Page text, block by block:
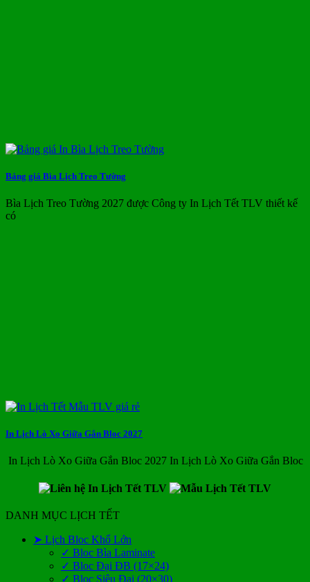
Bảng giá Bìa Lịch Treo Tường
Bìa Lịch Treo Tường 2027 được Công ty In Lịch Tết TLV thiết kế
có
In Lịch Lò Xo Giữa Gắn Bloc 2027
In Lịch Lò Xo Giữa Gắn Bloc 2027 In Lịch Lò Xo Giữa Gắn Bloc
DANH MỤC LỊCH TẾT
➤ Lịch Bloc Khổ Lớn
✓ Bloc Bìa Laminate
✓ Bloc Đại ĐB (17×24)
✓ Bloc Siêu Đại (20×30)